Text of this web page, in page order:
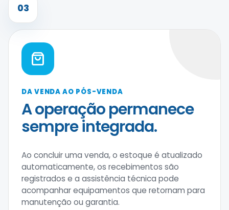
03
DA VENDA AO PÓS-VENDA
A operação permanece
sempre integrada.
Ao concluir uma venda, o estoque é atualizado
automaticamente, os recebimentos são
registrados e a assistência técnica pode
acompanhar equipamentos que retornam para
manutenção ou garantia.